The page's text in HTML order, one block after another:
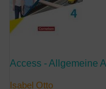
Isabel Otto